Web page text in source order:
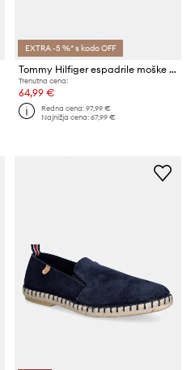
EXTRA -5 %* s kodo OFF
Tommy Hilfiger espadrile moške semišaste FLEXIBLE HILFIGER SDE
Trenutna cena:
64,99 €
Redna cena:97,99 €
Najnižja cena:67,99 €